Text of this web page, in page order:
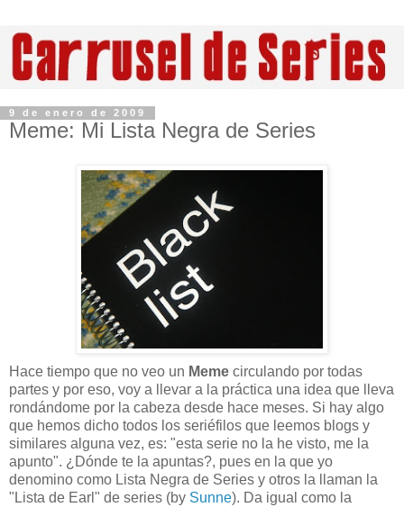
9 de enero de 2009
Meme: Mi Lista Negra de Series
Hace tiempo que no veo un Meme circulando por todas
partes y por eso, voy a llevar a la práctica una idea que lleva
rondándome por la cabeza desde hace meses. Si hay algo
que hemos dicho todos los seriéfilos que leemos blogs y
similares alguna vez, es: "esta serie no la he visto, me la
apunto". ¿Dónde te la apuntas?, pues en la que yo
denomino como Lista Negra de Series y otros la llaman la
"Lista de Earl" de series (by Sunne). Da igual como la